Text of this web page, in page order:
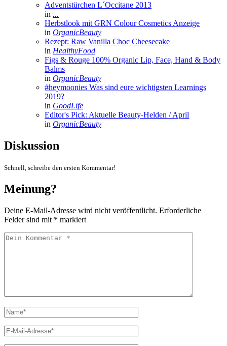
Adventstürchen L´Occitane 2013
in ...
Herbstlook mit GRN Colour Cosmetics Anzeige
in OrganicBeauty
Rezept: Raw Vanilla Choc Cheesecake
in HealthyFood
Figs & Rouge 100% Organic Lip, Face, Hand & Body
Balms
in OrganicBeauty
#heymoonies Was sind eure wichtigsten Learnings
2019?
in GoodLife
Editor's Pick: Aktuelle Beauty-Helden / April
in OrganicBeauty
Diskussion
Schnell, schreibe den ersten Kommentar!
Meinung?
Deine E-Mail-Adresse wird nicht veröffentlicht. Erforderliche
Felder sind mit * markiert